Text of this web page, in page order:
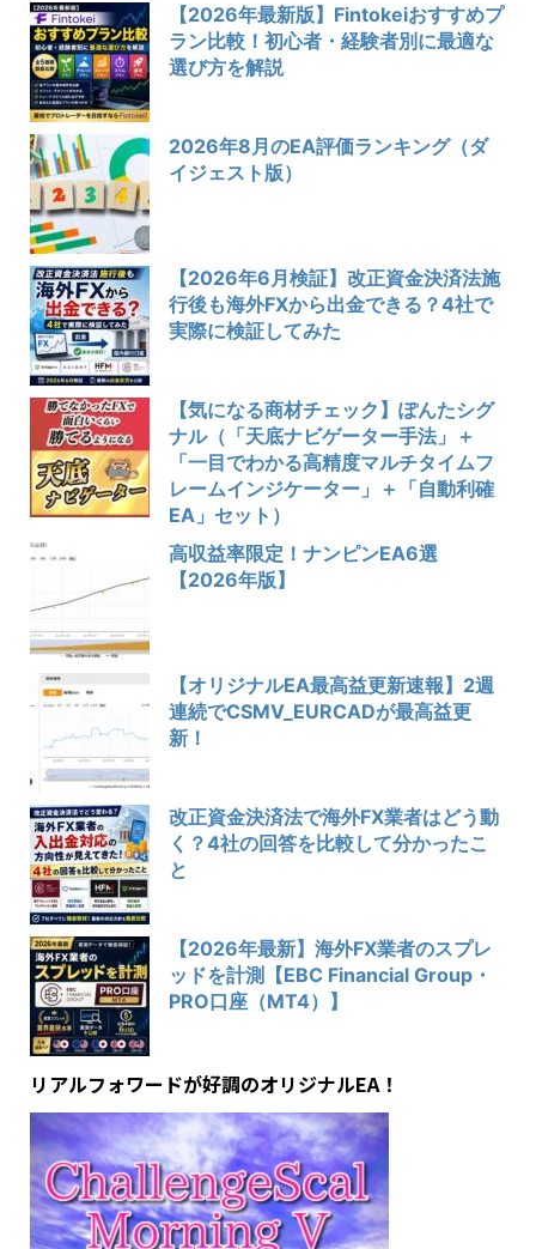
【2026年最新版】Fintokeiおすすめプ
ラン比較！初心者・経験者別に最適な
選び方を解説
2026年8月のEA評価ランキング（ダ
イジェスト版）
【2026年6月検証】改正資金決済法施
行後も海外FXから出金できる？4社で
実際に検証してみた
【気になる商材チェック】ぽんたシグ
ナル（「天底ナビゲーター手法」＋
「一目でわかる高精度マルチタイムフ
レームインジケーター」＋「自動利確
EA」セット）
高収益率限定！ナンピンEA6選
【2026年版】
【オリジナルEA最高益更新速報】2週
連続でCSMV_EURCADが最高益更
新！
改正資金決済法で海外FX業者はどう動
く？4社の回答を比較して分かったこ
と
【2026年最新】海外FX業者のスプレ
ッドを計測【EBC Financial Group・
PRO口座（MT4）】
リアルフォワードが好調のオリジナルEA！